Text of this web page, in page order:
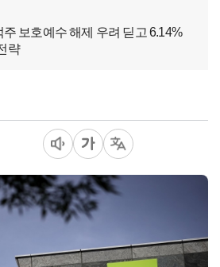
보호예수 해제 우려 딛고 6.14%
략